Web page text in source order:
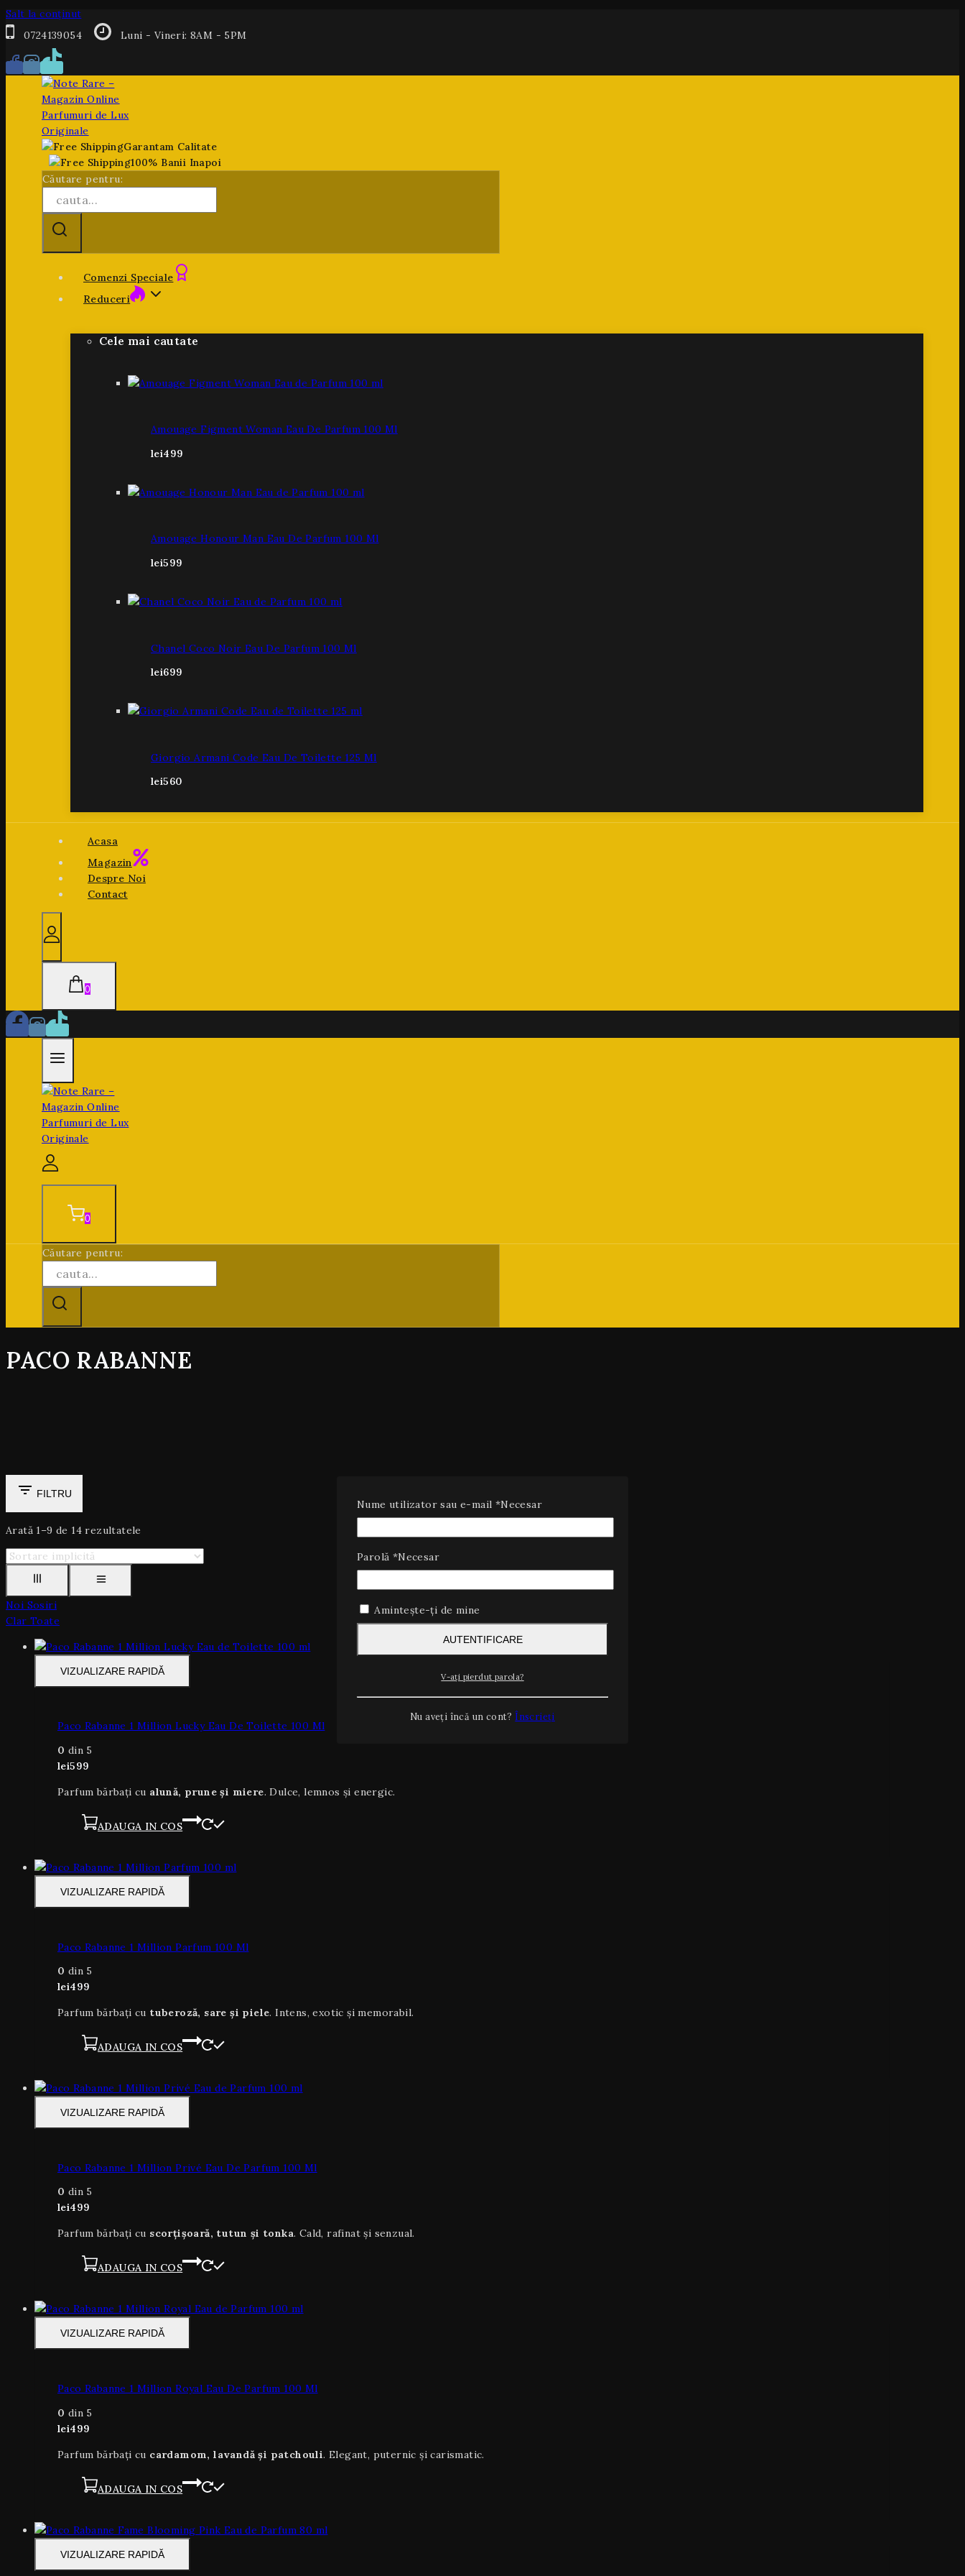
Salt la conținut
0724139054
Luni - Vineri: 8AM - 5PM
Garantam Calitate
100% Banii Inapoi
Căutare pentru:
Comenzi Speciale
Reduceri
Cele mai cautate
Amouage Figment Woman Eau De Parfum 100 Ml
lei499
Amouage Honour Man Eau De Parfum 100 Ml
lei599
Chanel Coco Noir Eau De Parfum 100 Ml
lei699
Giorgio Armani Code Eau De Toilette 125 Ml
lei560
Acasa
Magazin
Despre Noi
Contact
0
0
Căutare pentru:
PACO RABANNE
FILTRU
Arată 1–9 de 14 rezultatele
Noi Sosiri
Clar Toate
VIZUALIZARE RAPIDĂ
Paco Rabanne 1 Million Lucky Eau De Toilette 100 Ml
0 din 5
lei599
Parfum bărbați cu alună, prune și miere. Dulce, lemnos și energic.
ADAUGA IN COS
VIZUALIZARE RAPIDĂ
Paco Rabanne 1 Million Parfum 100 Ml
0 din 5
lei499
Parfum bărbați cu tuberoză, sare și piele. Intens, exotic și memorabil.
ADAUGA IN COS
VIZUALIZARE RAPIDĂ
Paco Rabanne 1 Million Privé Eau De Parfum 100 Ml
0 din 5
lei499
Parfum bărbați cu scorțișoară, tutun și tonka. Cald, rafinat și senzual.
ADAUGA IN COS
VIZUALIZARE RAPIDĂ
Paco Rabanne 1 Million Royal Eau De Parfum 100 Ml
0 din 5
lei499
Parfum bărbați cu cardamom, lavandă și patchouli. Elegant, puternic și carismatic.
ADAUGA IN COS
VIZUALIZARE RAPIDĂ
Nume utilizator sau e-mail *Necesar
Parolă *Necesar
Amintește-ți de mine
AUTENTIFICARE
V-ați pierdut parola?
Nu aveți încă un cont? Înscrieți